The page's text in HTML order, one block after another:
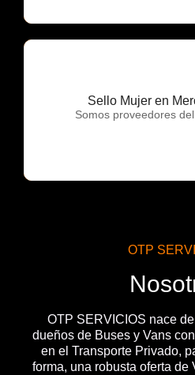
Sello Mujer en
Somos proveedores
OTP
OTP
OTP SERVICIOS nace
dueños de Buses y Vans
en el Transporte Privado,
forma, una robusta oferta de